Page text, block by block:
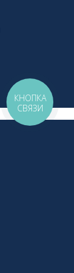
КНОПКА
СВЯЗИ